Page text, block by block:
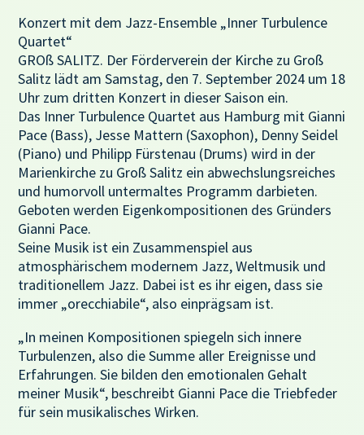
Konzert mit dem Jazz-Ensemble „Inner Turbulence
Quartet“
GROß SALITZ. Der Förderverein der Kirche zu Groß
Salitz lädt am Samstag, den 7. September 2024 um 18
Uhr zum dritten Konzert in dieser Saison ein.
Das Inner Turbulence Quartet aus Hamburg mit Gianni
Pace (Bass), Jesse Mattern (Saxophon), Denny Seidel
(Piano) und Philipp Fürstenau (Drums) wird in der
Marienkirche zu Groß Salitz ein abwechslungsreiches
und humorvoll untermaltes Programm darbieten.
Geboten werden Eigenkompositionen des Gründers
Gianni Pace.
Seine Musik ist ein Zusammenspiel aus
atmosphärischem modernem Jazz, Weltmusik und
traditionellem Jazz. Dabei ist es ihr eigen, dass sie
immer „orecchiabile“, also einprägsam ist.
„In meinen Kompositionen spiegeln sich innere
Turbulenzen, also die Summe aller Ereignisse und
Erfahrungen. Sie bilden den emotionalen Gehalt
meiner Musik“, beschreibt Gianni Pace die Triebfeder
für sein musikalisches Wirken.